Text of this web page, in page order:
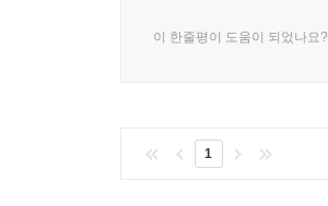
이 한줄평이 도움이 되었나요?
1